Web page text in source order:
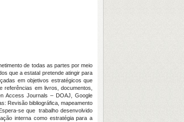
de todas as partes por meio
que a estatal pretende atingir para
em objetivos estratégicos que
referências em livros, documentos,
Access Journals – DOAJ, Google
Revisão bibliográfica, mapeamento
se que trabalho desenvolvido
interna como estratégia para a